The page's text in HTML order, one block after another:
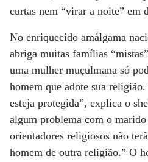
curtas nem “virar a noite” em
No enriquecido amálgama
abriga muitas famílias
uma mulher muçulmana só
homem que adote sua
esteja protegida”, explica o
algum problema com o
orientadores religiosos não
homem de outra religião.” O